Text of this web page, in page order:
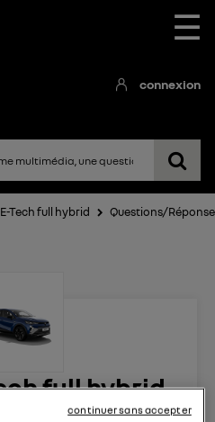
☰
connexion
Tech full hybrid Questions/
full hybrid
continuer sans accepter